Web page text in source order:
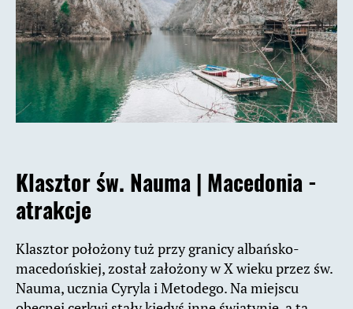
Klasztor św. Nauma | Macedonia -
atrakcje
Klasztor położony tuż przy granicy albańsko-
macedońskiej, został założony w X wieku przez św.
Nauma, ucznia Cyryla i Metodego. Na miejscu